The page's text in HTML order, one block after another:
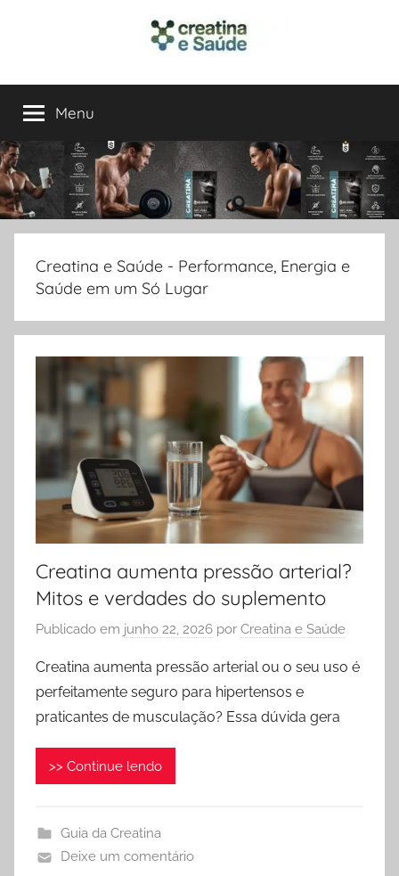
conteúdo
Creatina
e
Saúde
Saúde
em
um
Só
Lugar
Menu
Creatina e Saúde - Performance, Energia e
Saúde em um Só Lugar
Creatina aumenta pressão arterial?
Mitos e verdades do suplemento
Publicado em junho 22, 2026 por Creatina e Saúde
Creatina aumenta pressão arterial ou o seu uso é
perfeitamente seguro para hipertensos e
praticantes de musculação? Essa dúvida gera
>> Continue lendo
Guia da Creatina
Deixe um comentário